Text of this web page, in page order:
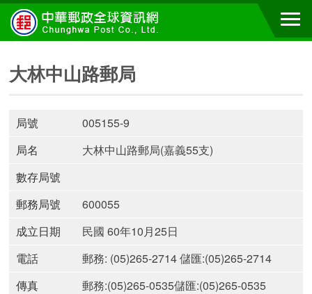
大林中山路郵局
局號
005155-9
局名
大林中山路郵局(嘉義55支)
數存局號
郵務局號
600055
成立日期
民國 60年10月25日
電話
郵務: (05)265-2714 儲匯:(05)265-2714
傳真
郵務:(05)265-0535儲匯:(05)265-0535